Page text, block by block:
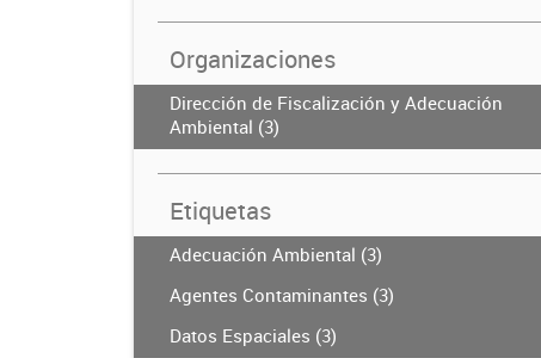
Organizaciones
Dirección de Fiscalización y Adecuación
Ambiental (3)
Etiquetas
Adecuación Ambiental (3)
Agentes Contaminantes (3)
Datos Espaciales (3)